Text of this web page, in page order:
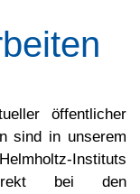
öffentlicher
sind in unserem
Instituts
bei den